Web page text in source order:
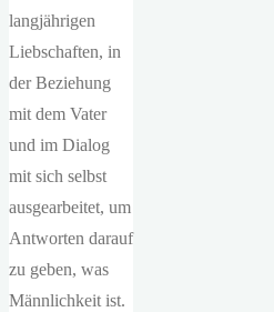
langjährigen
Liebschaften, in
der Beziehung
mit dem Vater
und im Dialog
mit sich selbst
ausgearbeitet, um
Antworten darauf
zu geben, was
Männlichkeit ist.